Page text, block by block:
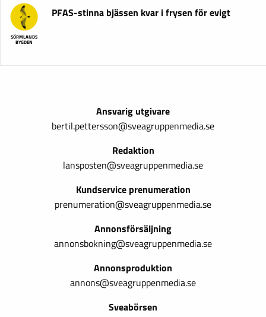
SÖRMLANDS
BYGDEN
PFAS-stinna bjässen kvar i frysen för evigt
Ansvarig utgivare
bertil.pettersson@sveagruppenmedia.se
Redaktion
lansposten@sveagruppenmedia.se
Kundservice prenumeration
prenumeration@sveagruppenmedia.se
Annonsförsäljning
annonsbokning@sveagruppenmedia.se
Annonsproduktion
annons@sveagruppenmedia.se
Sveabörsen